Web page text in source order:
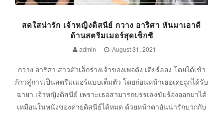
สดใสน่ารัก เจ้าหญิงดิสนีย์ กวาง อาริศา หันมาเอาดี
ด้านสตรีมเมอร์สุดเซ็กซี
admin August 31, 2021
กวาง อาริศา สาวตัวเล็กร่างเจ้าของเพจดัง เดียร์ลอง โดยได้เข้า
ก้าวสู่การเป็นสตรีมเมอร์แบบเต็มตัว โดยก่อนหน้าเธอเคยถูกได้รับ
ฉายา เจ้าหญิงดิสนีย์ เพราะเธอสามารถบรรเลงขับร้องออกมาได้
เหมือนในหนังของค่ายดิสนีย์ได้หมด ด้วยหน้าตาอันน่ารักบวกกับ